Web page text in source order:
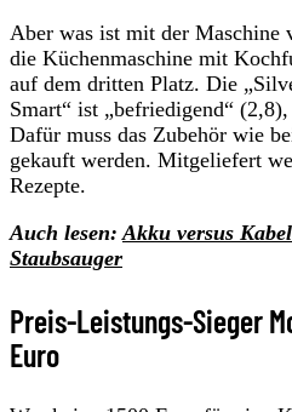
Aber was ist mit der Maschine
die Küchenmaschine mit
auf dem dritten Platz. Die
Smart“ ist „befriedigend“
Dafür muss das Zubehör wie
gekauft werden. Mitgeliefert
Rezepte.
Auch lesen:Akku versus
Staubsauger
Preis-Leistungs-Sieger
Euro